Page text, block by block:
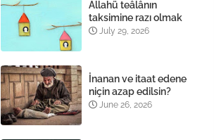
Allahü teâlânın
taksimine razı olmak
July 29, 2026
İnanan ve itaat edene
niçin azap edilsin?
June 26, 2026